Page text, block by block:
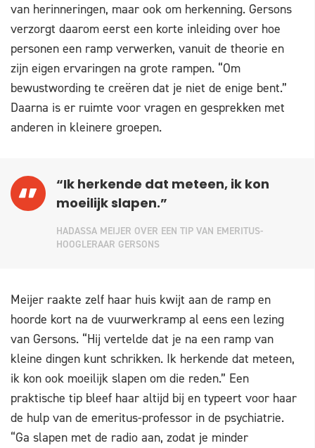
van herinneringen, maar ook om herkenning. Gersons
verzorgt daarom eerst een korte inleiding over hoe
personen een ramp verwerken, vanuit de theorie en
zijn eigen ervaringen na grote rampen. “Om
bewustwording te creëren dat je niet de enige bent.”
Daarna is er ruimte voor vragen en gesprekken met
anderen in kleinere groepen.
“Ik herkende dat meteen, ik kon
moeilijk slapen.”
HADASSA MEIJER OVER EEN TIP VAN EMERITUS-
HOOGLERAAR GERSONS
Meijer raakte zelf haar huis kwijt aan de ramp en
hoorde kort na de vuurwerkramp al eens een lezing
van Gersons. “Hij vertelde dat je na een ramp van
kleine dingen kunt schrikken. Ik herkende dat meteen,
ik kon ook moeilijk slapen om die reden.” Een
praktische tip bleef haar altijd bij en typeert voor haar
de hulp van de emeritus-professor in de psychiatrie.
“Ga slapen met de radio aan, zodat je minder